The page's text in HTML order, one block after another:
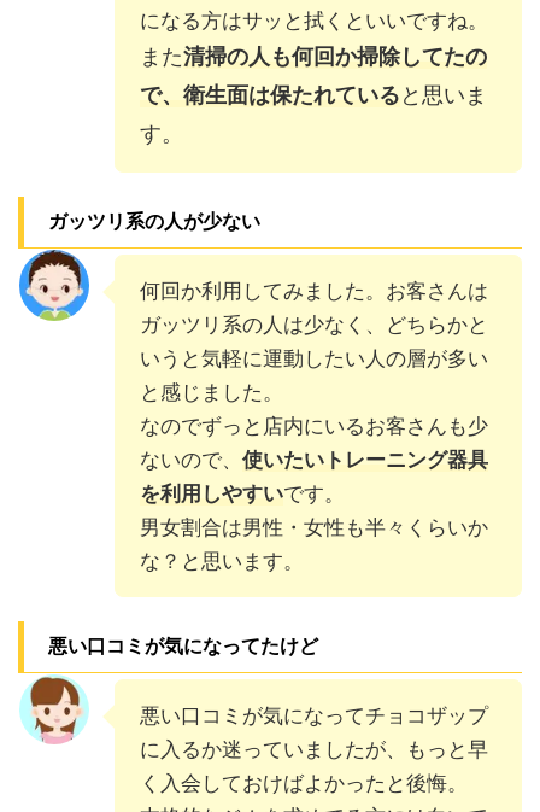
になる方はサッと拭くといいですね。
また清掃の人も何回か掃除してたの
で、衛生面は保たれていると思いま
す。
ガッツリ系の人が少ない
何回か利用してみました。お客さんは
ガッツリ系の人は少なく、どちらかと
いうと気軽に運動したい人の層が多い
と感じました。
なのでずっと店内にいるお客さんも少
ないので、 使いたいトレーニング器具
を利用しやすいです。
男女割合は男性・女性も半々くらいか
な？と思います。
悪い口コミが気になってたけど
悪い口コミが気になってチョコザップ
に入るか迷っていましたが、もっと早
く入会しておけばよかったと後悔。